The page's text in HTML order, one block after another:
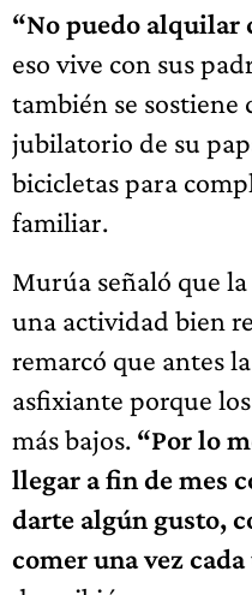
“No puedo alquilar
eso vive con sus
también se sostiene
jubilatorio de su
bicicletas para
familiar.
Murúa señaló que
una actividad bien
remarcó que antes
asfixiante porque
más bajos. “Por lo
llegar a fin de mes
darte algún gusto,
comer una vez